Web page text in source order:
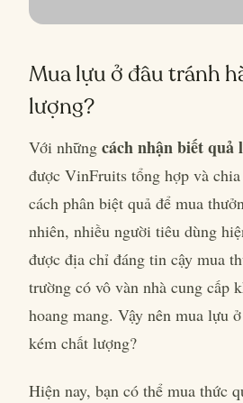
Mua lựu ở đâu tránh
lượng?
Với những cách nhận biết
được VinFruits tổng hợp và
cách phân biệt quả để mua
nhiên, nhiều người tiêu dùng
được địa chỉ đáng tin cậy mua
trường có vô vàn nhà cung cấp
hoang mang. Vậy nên mua lựu
kém chất lượng?
Hiện nay, bạn có thể mua thức